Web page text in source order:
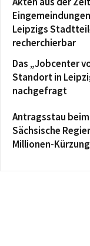
Leipzigs
recherchierbar
Das „Jobcenter
Standort in
nachgefragt
Antragsstau
Sächsische
Millionen-